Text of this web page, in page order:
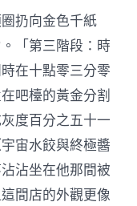
財
總
理
來
歲
2
月
12
日
發
表
新
扔向金色千紙
「第三階段：時
在十點零三分零
吧檯的黃金分割
度百分之五十一
宙水餃與終極醬
沾坐在他那間被
間店的外觀更像